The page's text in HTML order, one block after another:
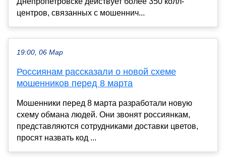
центров, связанных с мошеннич...
19:00, 06 Мар
Россиянам рассказали о новой схеме
мошенников перед 8 марта
Мошенники перед 8 марта разработали новую
схему обмана людей. Они звонят россиянкам,
представляются сотрудниками доставки цветов,
просят назвать код ...